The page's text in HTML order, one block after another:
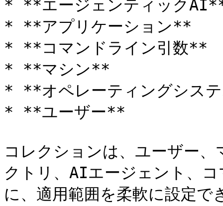
* **エージェンティック
* **アプリケーション**
* **コマンドライン引数**
* **マシン**
* **オペレーティングシス
* **ユーザー**
コレクションは、ユーザー
クトリ、AIエージェント、
に、適用範囲を柔軟に設定